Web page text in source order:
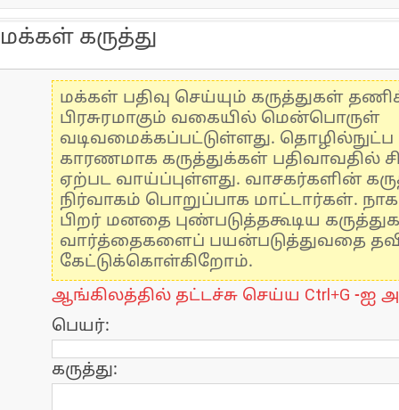
மக்கள் கருத்து
மக்கள் பதிவு செய்யும் கருத்துகள்
பிரசுரமாகும் வகையில் மென்பொருள்
வடிவமைக்கப்பட்டுள்ளது.
காரணமாக கருத்துக்கள் பதிவாவதில்
ஏற்பட வாய்ப்புள்ளது. வாசகர்களின்
நிர்வாகம் பொறுப்பாக மாட்டார்கள்.
பிறர் மனதை புண்படுத்தகூடிய
வார்த்தைகளைப் பயன்படுத்துவதை
கேட்டுக்கொள்கிறோம்.
ஆங்கிலத்தில் தட்டச்சு செய்ய Ctrl+G -ஐ
பெயர்:
கருத்து: